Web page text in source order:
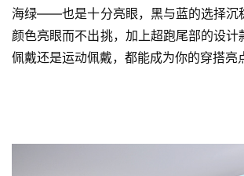
海绿——也是十分亮眼，黑与蓝的选择沉
颜色亮眼而不出挑，加上超跑尾部的设计
佩戴还是运动佩戴，都能成为你的穿搭亮